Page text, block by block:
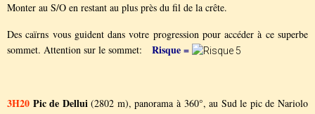
Monter au S/O en restant au plus près du fil de la crête.
Des caïrns vous guident dans votre progression pour accéder à ce superbe
sommet. Attention sur le sommet: Risque =
3H20 Pic de Dellui (2802 m), panorama à 360°, au Sud le pic de Nariolo